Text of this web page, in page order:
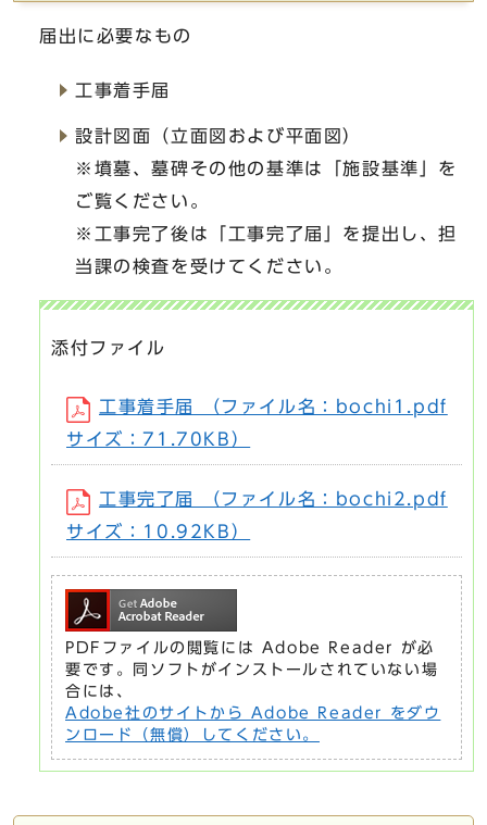
届出に必要なもの
工事着手届
設計図面（立面図および平面図）
※墳墓、墓碑その他の基準は「施設基準」を
ご覧ください。
※工事完了後は「工事完了届」を提出し、担
当課の検査を受けてください。
添付ファイル
工事着手届 （ファイル名：bochi1.pdf
サイズ：71.70KB）
工事完了届 （ファイル名：bochi2.pdf
サイズ：10.92KB）
PDFファイルの閲覧には Adobe Reader が必
要です。同ソフトがインストールされていない場
合には、
Adobe社のサイトから Adobe Reader をダウ
ンロード（無償）してください。